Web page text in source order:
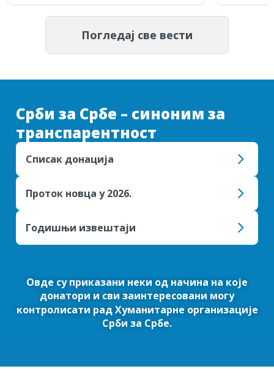
Погледај све вести
Срби за Србе – синоним за
транспарентност
Списак донација
Проток новца у 2026.
Годишњи извештаји
Овде су приказани неки од начина на које
донатори и сви заинтересовани могу
контролисати рад Хуманитарне организације
Срби за Србе.